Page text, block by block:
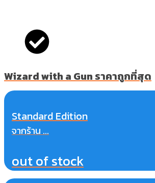
Wizard with a Gun ราคาถูกที่สุด
Standard Edition
จากร้าน ...
out of stock